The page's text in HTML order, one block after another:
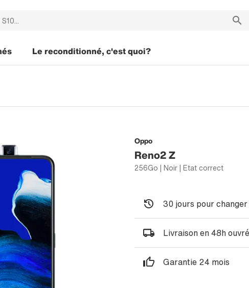
Le reconditionné, c'est quoi?
Oppo
Reno2 Z
256Go | Noir | Etat correct
30 jours pour
Livraison en 48h
Garantie 24 mois